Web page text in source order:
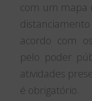
com um mapa
acordo com
pelo poder
atividades
é obrigatório.